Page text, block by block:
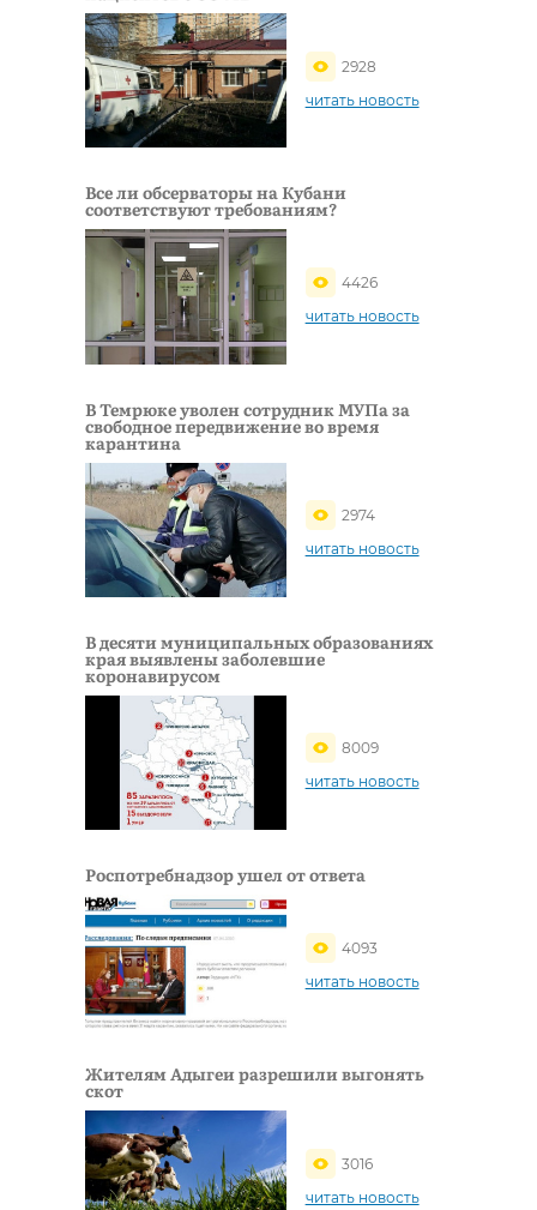
2928
читать новость
Все ли обсерваторы на Кубани
соответствуют требованиям?
4426
читать новость
В Темрюке уволен сотрудник МУПа за
свободное передвижение во время
карантина
2974
читать новость
В деcяти муниципальных образованиях
края выявлены заболевшие
коронавирусом
8009
читать новость
Роспотребнадзор ушел от ответа
4093
читать новость
Жителям Адыгеи разрешили выгонять
скот
3016
читать новость